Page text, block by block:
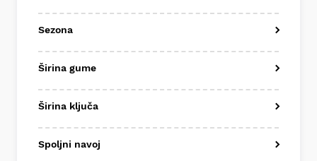
Sezona
Širina gume
Širina ključa
Spoljni navoj